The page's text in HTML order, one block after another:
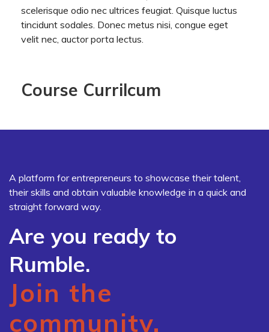
scelerisque odio nec ultrices feugiat. Quisque luctus
tincidunt sodales. Donec metus nisi, congue eget
velit nec, auctor porta lectus.
Course Currilcum
A platform for entrepreneurs to showcase their talent,
their skills and obtain valuable knowledge in a quick and
straight forward way.
Are you ready to
Rumble.
Join the
community.